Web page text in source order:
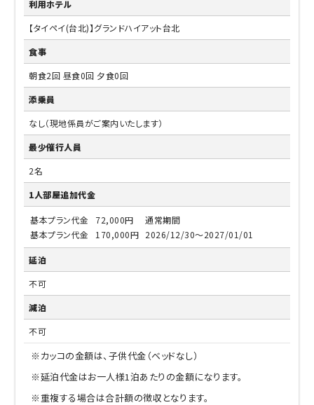
利用ホテル
【タイペイ(台北)】グランドハイアット台北
食事
朝食2回 昼食0回 夕食0回
添乗員
なし（現地係員がご案内いたします）
最少催行人員
2名
1人部屋追加代金
基本プラン代金 72,000円
通常期間
基本プラン代金
170,000円 2026/12/30～2027/01/01
延泊
不可
減泊
不可
※カッコの金額は、子供代金（ベッドなし）
※延泊代金はお一人様1泊あたりの金額になります。
※重複する場合は合計額の徴収となります。